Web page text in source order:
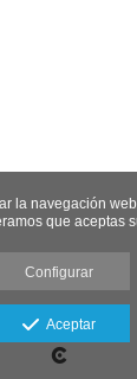
la navegación
que aceptas
Configurar
Aceptar